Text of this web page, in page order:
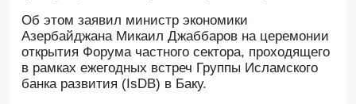
Oб этом заявил министр экономики
Азербайджана Микаил Джаббаров на церемонии
открытия Форума частного сектора, проходящего
в рамках ежегодных встреч Группы Исламского
банка развития (IsDB) в Баку.